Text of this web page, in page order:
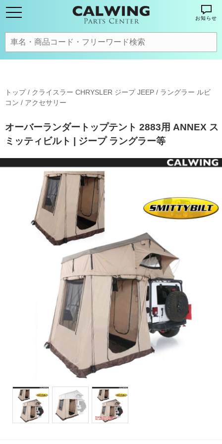
お知らせ
トップ/ クライスラー CHRYSLER ジープ JEEP / ラングラー ルビ
コン / アクセサリー
オーバーランダートップテント 2883用 ANNEX ス
ミッティビルト | ジープ ラングラー等